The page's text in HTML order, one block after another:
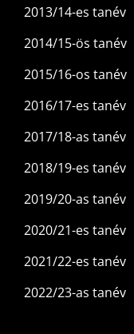
2013/14-es tanév
2014/15-ös tanév
2015/16-os tanév
2016/17-es tanév
2017/18-as tanév
2018/19-es tanév
2019/20-as tanév
2020/21-es tanév
2021/22-es tanév
2022/23-as tanév